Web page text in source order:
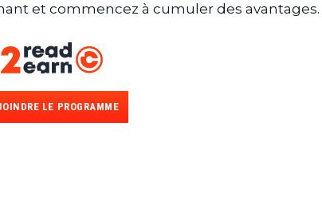
et commencez à cumuler des avantages.
LE PROGRAMME